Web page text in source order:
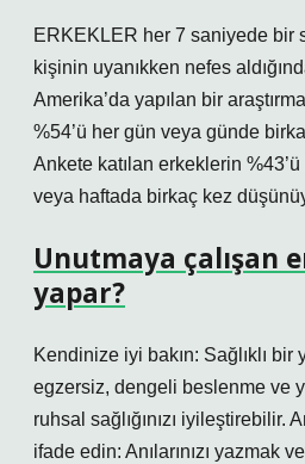
ERKEKLER her 7 saniyede bir
kişinin uyanıkken nefes
Amerika’da yapılan bir
%54’ü her gün veya günde
Ankete katılan erkeklerin
veya haftada birkaç kez
Unutmaya çalışan
yapar?
Kendinize iyi bakın: Sağlıklı bir
egzersiz, dengeli beslenme ve
ruhsal sağlığınızı iyileştirebilir.
ifade edin: Anılarınızı yazmak